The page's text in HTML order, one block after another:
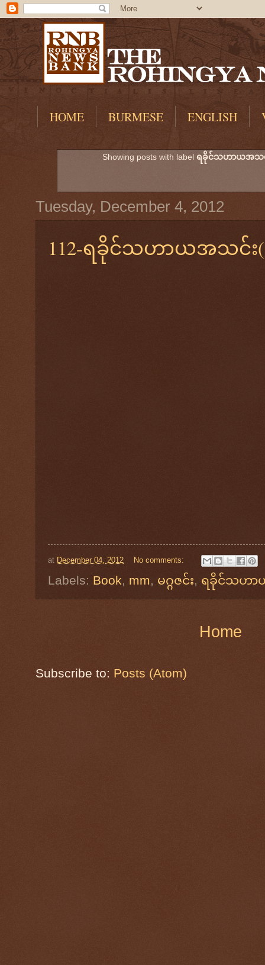
HOME BURMESE ENGLISH
Showing posts with labelရခိုင်သဟာယအသင်း
Tuesday, December 4, 2012
112-ရခိုင်သဟာယအသင်း(
at December 04, 2012 No comments:
Labels: Book, mm, မဂ္ဂဇင်း, ရခိုင်သဟာယ
Home
Subscribe to: Posts (Atom)